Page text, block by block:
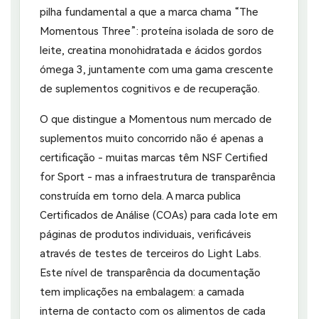
pilha fundamental a que a marca chama “The
Momentous Three”: proteína isolada de soro de
leite, creatina monohidratada e ácidos gordos
ómega 3, juntamente com uma gama crescente
de suplementos cognitivos e de recuperação.
O que distingue a Momentous num mercado de
suplementos muito concorrido não é apenas a
certificação - muitas marcas têm NSF Certified
for Sport - mas a infraestrutura de transparência
construída em torno dela. A marca publica
Certificados de Análise (COAs) para cada lote em
páginas de produtos individuais, verificáveis
através de testes de terceiros do Light Labs.
Este nível de transparência da documentação
tem implicações na embalagem: a camada
interna de contacto com os alimentos de cada